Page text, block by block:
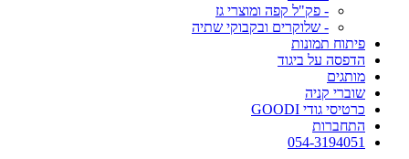
- פק"ל קפה ומוצרי גז
- שלוקרים ובקבוקי שתיה
פיתוח תמונות
הדפסה על ביגוד
מותגים
שוברי קניה
כרטיסי גודי GOODI
התחברות
054-3194051